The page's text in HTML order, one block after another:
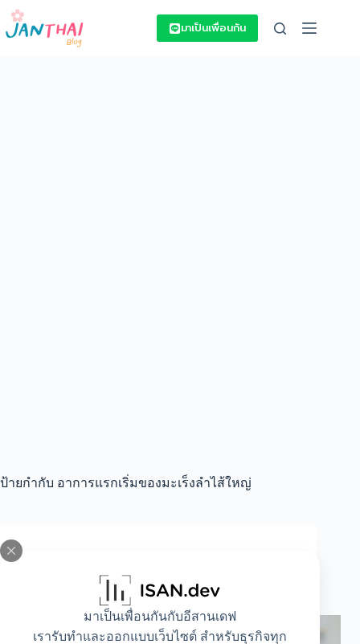
Skip
content
มาเป็นเพื่อนกันกับอีสานเดฟ
เรารับทำและออกแบบเว็บไซต์ สำหรับธุรกิจทุก
มาเป็นเพื่อนกัน
ป้ายกำกับ อาการแรกเริ่มของมะเร็งลำไส้ใหญ่
“ติ่งเนื้อ” อาการแรกเริ่มของมะเร็งลำไส้ใหญ่